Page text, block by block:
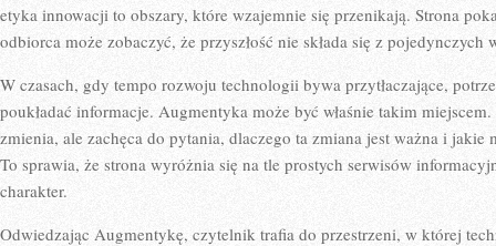
etyka innowacji to obszary, które wzajemnie się przenikają. Strona
odbiorca może zobaczyć, że przyszłość nie składa się z
W czasach, gdy tempo rozwoju technologii bywa przytłaczające,
poukładać informacje. Augmentyka może być właśnie takim
zmienia, ale zachęca do pytania, dlaczego ta zmiana jest ważna i jakie
To sprawia, że strona wyróżnia się na tle prostych serwisów
charakter.
Odwiedzając Augmentykę, czytelnik trafia do przestrzeni, w której